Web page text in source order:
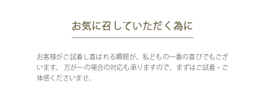
お気に召していただく為に
お客様がご試着し喜ばれる瞬間が、私どもの一番の喜びでもござ
います。 万が一の場合の対応も承りますので、まずはご試着・ご
体感くださいませ。